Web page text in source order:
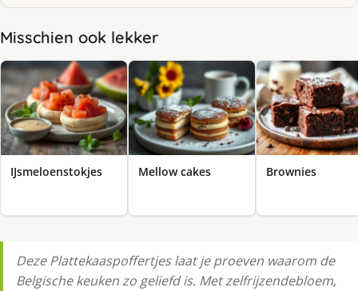
Misschien ook lekker
IJsmeloenstokjes Mellow cakes Brownies
Deze Plattekaaspoffertjes laat je proeven waarom de
Belgische keuken zo geliefd is. Met zelfrijzendebloem,